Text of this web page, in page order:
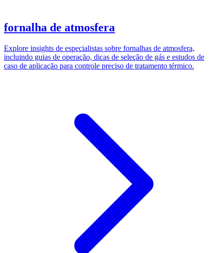
fornalha de atmosfera
Explore insights de especialistas sobre fornalhas de atmosfera,
incluindo guias de operação, dicas de seleção de gás e estudos de
caso de aplicação para controle preciso de tratamento térmico.